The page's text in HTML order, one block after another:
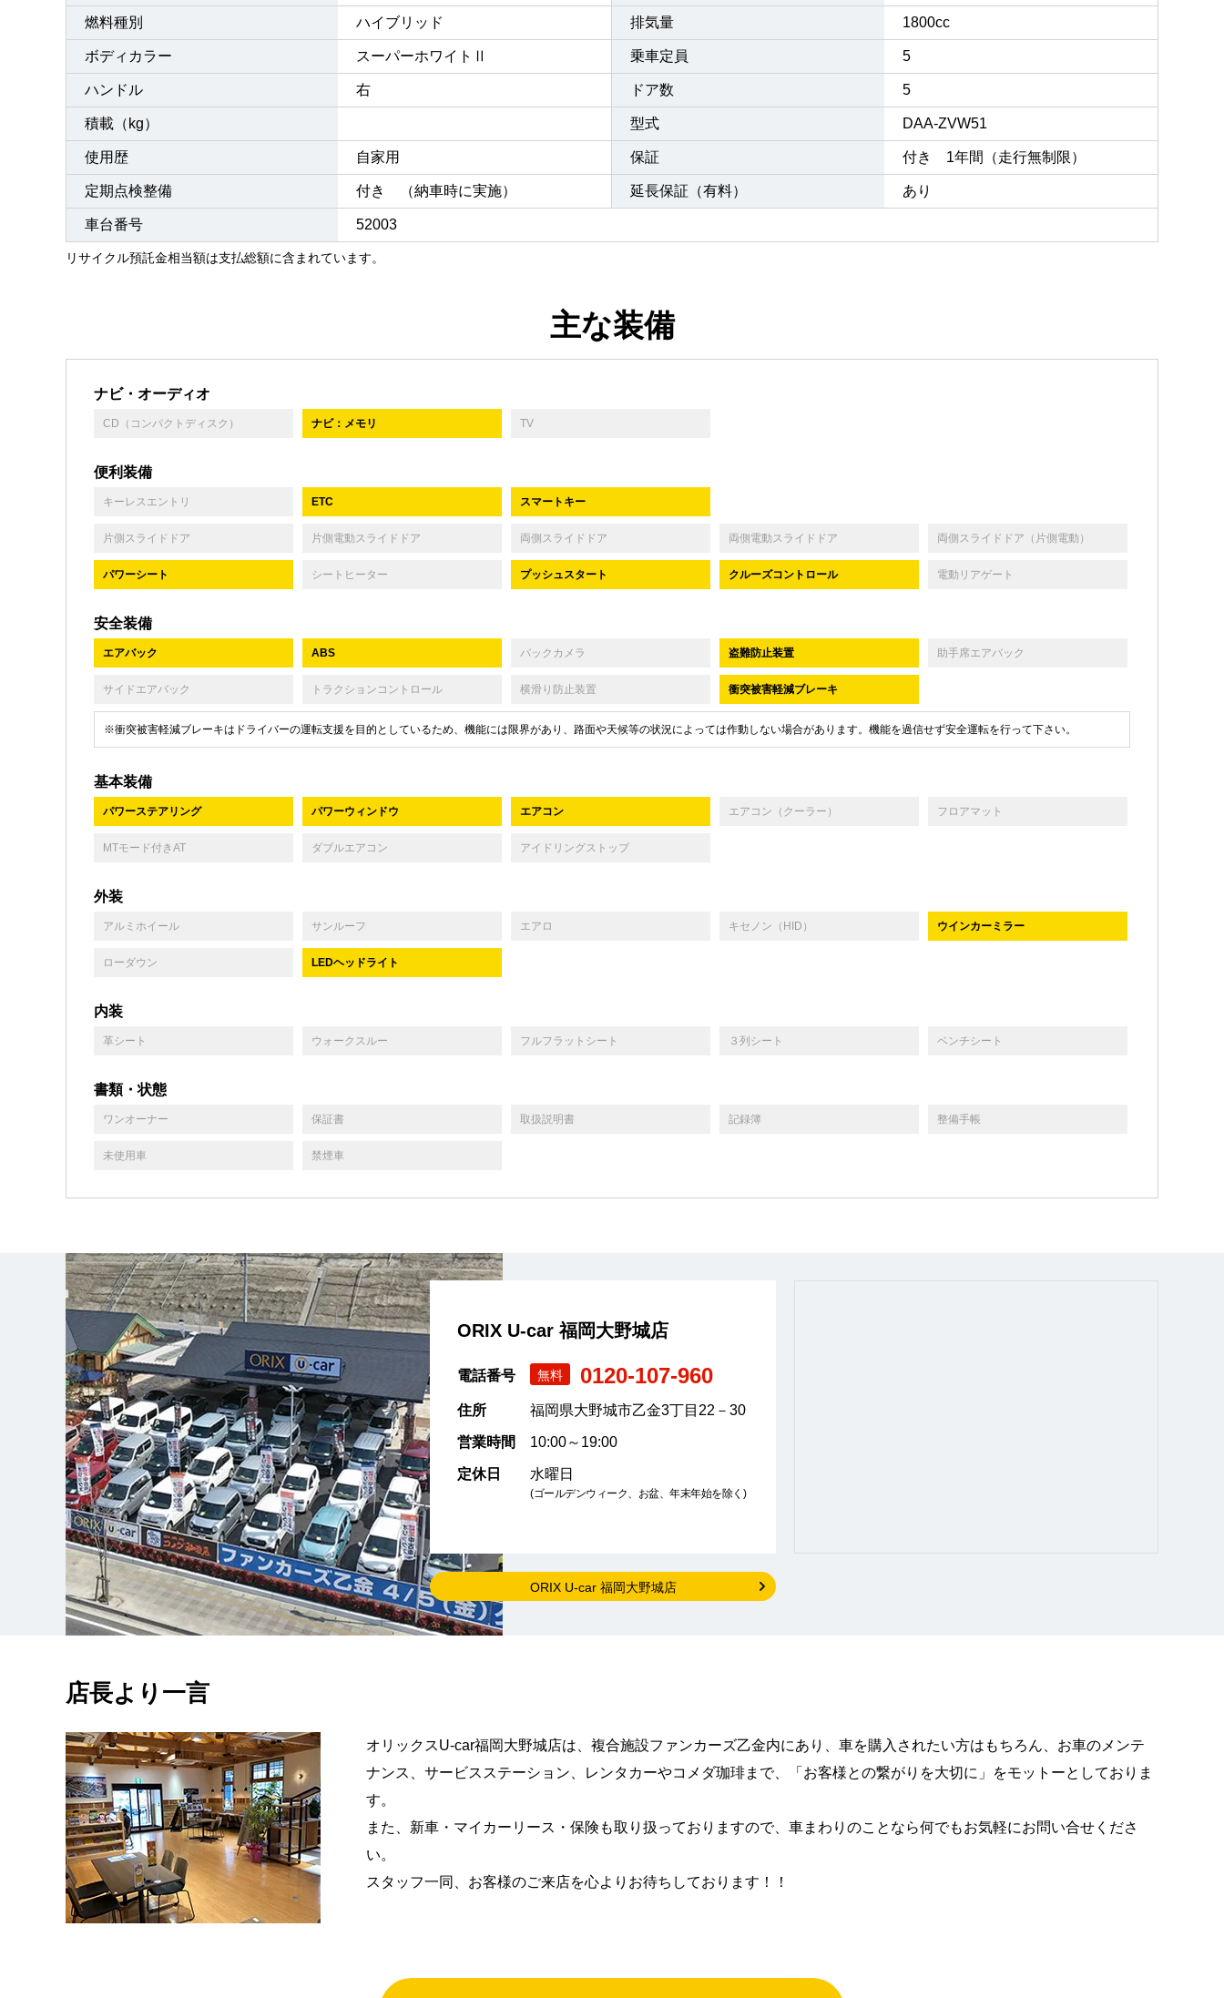
燃料種別 ハイブリッド 排気量 1800cc
ボディカラー スーパーホワイトⅡ 乗車定員 5
ハンドル 右 ドア数 5
積載（kg） 型式 DAA-ZVW51
使用歴 自家用 保証 付き 1年間（走行無制限）
定期点検整備 付き （納車時に実施） 延長保証（有料） あり
車台番号 52003
リサイクル預託金相当額は支払総額に含まれています。
主な装備
ナビ・オーディオ
CD（コンパクトディスク） ナビ：メモリ TV
便利装備
キーレスエントリ ETC スマートキー
片側スライドドア 片側電動スライドドア 両側スライドドア 両側電動スライドドア 両側スライドドア（片側電動）
パワーシート シートヒーター プッシュスタート クルーズコントロール 電動リアゲート
安全装備
エアバック ABS バックカメラ 盗難防止装置 助手席エアバック
サイドエアバック トラクションコントロール 横滑り防止装置 衝突被害軽減ブレーキ
※衝突被害軽減ブレーキはドライバーの運転支援を目的としているため、機能には限界があり、路面や天候等の状況によっては作動しない場合があります。機能を過信せず安全運転を行って下さい。
基本装備
パワーステアリング パワーウィンドウ エアコン エアコン（クーラー） フロアマット
MTモード付きAT ダブルエアコン アイドリングストップ
外装
アルミホイール サンルーフ エアロ キセノン（HID） ウインカーミラー
ローダウン LEDヘッドライト
内装
革シート ウォークスルー フルフラットシート ３列シート ベンチシート
書類・状態
ワンオーナー 保証書 取扱説明書 記録簿 整備手帳
未使用車 禁煙車
ORIX U-car 福岡大野城店
電話番号 無料 0120-107-960
住所 福岡県大野城市乙金3丁目22－30
営業時間 10:00～19:00
定休日 水曜日
(ゴールデンウィーク、お盆、年末年始を除く)
ORIX U-car 福岡大野城店
店長より一言
オリックスU-car福岡大野城店は、複合施設ファンカーズ乙金内にあり、車を購入されたい方はもちろん、お車のメンテ
ナンス、サービスステーション、レンタカーやコメダ珈琲まで、「お客様との繋がりを大切に」をモットーとしておりま
す。
また、新車・マイカーリース・保険も取り扱っておりますので、車まわりのことなら何でもお気軽にお問い合せくださ
い。
スタッフ一同、お客様のご来店を心よりお待ちしております！！